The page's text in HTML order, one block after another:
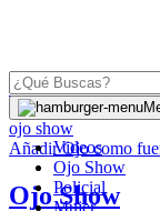
Videos
Ojo Show
Policial
Mujer
OJO
ojo show
AñadirOjocomo
Ojo Show